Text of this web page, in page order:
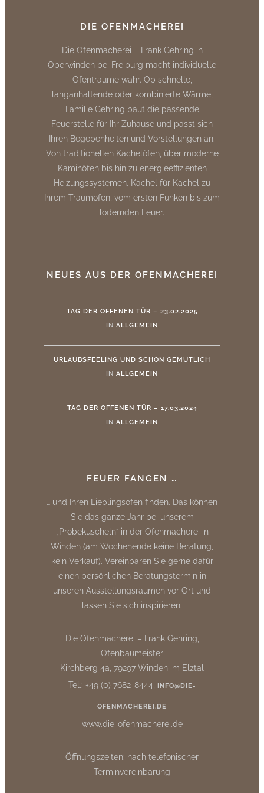
DIE OFENMACHEREI
Die Ofenmacherei – Frank Gehring in
Oberwinden bei Freiburg macht individuelle
Ofenträume wahr. Ob schnelle,
langanhaltende oder kombinierte Wärme,
Familie Gehring baut die passende
Feuerstelle für Ihr Zuhause und passt sich
Ihren Begebenheiten und Vorstellungen an.
Von traditionellen Kachelöfen, über moderne
Kaminöfen bis hin zu energieeffizienten
Heizungssystemen. Kachel für Kachel zu
Ihrem Traumofen, vom ersten Funken bis zum
lodernden Feuer.
NEUES AUS DER OFENMACHEREI
TAG DER OFFENEN TÜR – 23.02.2025
IN ALLGEMEIN
URLAUBSFEELING UND SCHÖN GEMÜTLICH
IN ALLGEMEIN
TAG DER OFFENEN TÜR – 17.03.2024
IN ALLGEMEIN
FEUER FANGEN …
… und Ihren Lieblingsofen finden. Das können
Sie das ganze Jahr bei unserem
„Probekuscheln“ in der Ofenmacherei in
Winden (am Wochenende keine Beratung,
kein Verkauf). Vereinbaren Sie gerne dafür
einen persönlichen Beratungstermin in
unseren Ausstellungsräumen vor Ort und
lassen Sie sich inspirieren.
Die Ofenmacherei – Frank Gehring,
Ofenbaumeister
Kirchberg 4a, 79297 Winden im Elztal
Tel.: +49 (0) 7682-8444,
INFO@DIE-
OFENMACHEREI.DE
www.die-ofenmacherei.de
Öffnungszeiten: nach telefonischer
Terminvereinbarung